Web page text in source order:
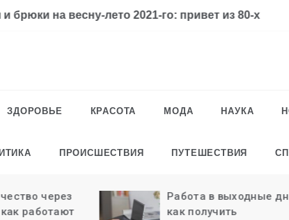
брюки на весну-лето 2021-го: привет из 80-х
ЗДОРОВЬЕ КРАСОТА МОДА НАУКА
ПРОИСШЕСТВИЯ ПУТЕШЕСТВИЯ
через
работают
Работа в выходные
как получить